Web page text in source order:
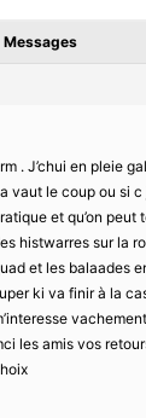
Messages
. J’chui en pleie
vaut le coup ou si c
et qu’on
histwarres sur la
et les balaades
ki va finir à la
les amis vos